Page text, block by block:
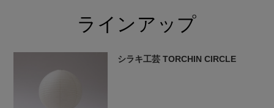
ラインアップ
シラキ工芸 TORCHIN CIRCLE